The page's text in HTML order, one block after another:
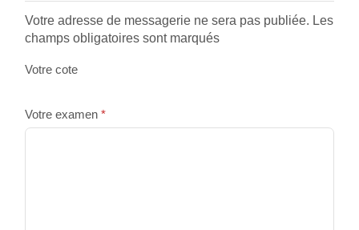
Votre adresse de messagerie ne sera pas publiée. Les
champs obligatoires sont marqués
Votre cote
Votre examen *